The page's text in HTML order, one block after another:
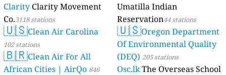
Clarity Clarity Movement
Co.3118 stations
🇺🇸Clean Air Carolina
102 stations
🇧🇷Clean Air For All
African Cities | AirQo 846
Umatilla Indian
Reservation44 stations
🇺🇸Oregon Department
Of Environmental Quality
(DEQ) 205 stations
Osc.lkThe Overseas School